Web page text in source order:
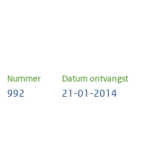
Nummer Datum ontvangst
992 21-01-2014